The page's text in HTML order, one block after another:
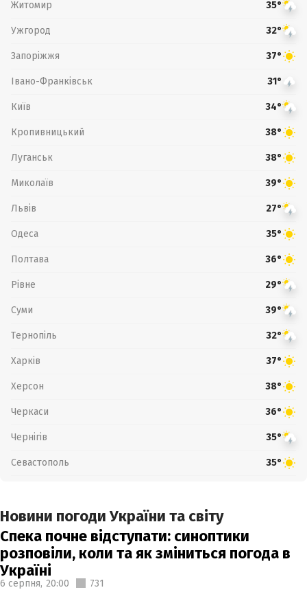
Житомир 35°
Ужгород 32°
Запоріжжя 37°
Івано-Франківськ 31°
Київ 34°
Кропивницький 38°
Луганськ 38°
Миколаїв 39°
Львів 27°
Одеса 35°
Полтава 36°
Рівне 29°
Суми 39°
Тернопіль 32°
Харків 37°
Херсон 38°
Черкаси 36°
Чернігів 35°
Севастополь 35°
Новини погоди України та світу
Спека почне відступати: синоптики
розповіли, коли та як зміниться погода в
Україні
6 серпня, 20:00 731